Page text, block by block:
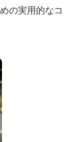
の実用的なコ